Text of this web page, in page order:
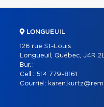
LONGUEUIL
126 rue St-Louis
Longueuil, Québec, J4R
Bur.:
Cell.: 514 779-8161
Courriel: